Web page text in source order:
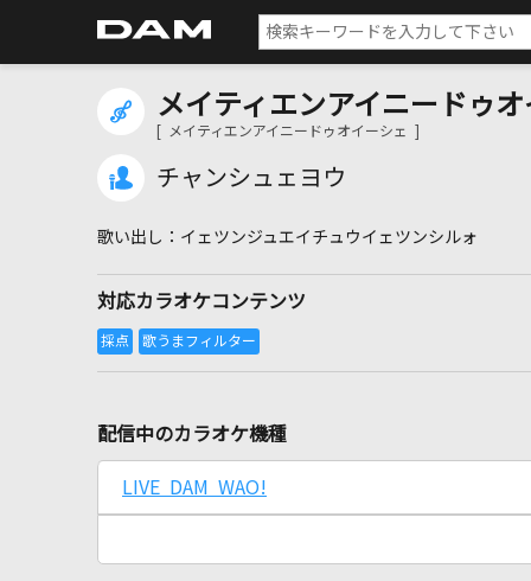
メイティエンアイニードゥ
[ メイティエンアイニードゥオイーシェ ]
チャンシュェヨウ
イェツンジュエイチュウイェツンシルォ
対応カラオケコンテンツ
配信中のカラオケ機種
LIVE DAM WAO!